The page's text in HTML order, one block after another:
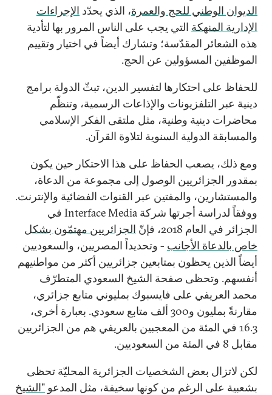
الديوان الوطني للحج والعمرة، الذي يحدّد الإجراءات
الإدارية المنهكة التي يجب على الناس المرور بها لتأدية
هذه الشعائر المقدّسة؛ وتشارك أيضاً في اختيار وتقييم
الموظفين المسؤولين عن الحج.
للحفاظ على احتكارها لتفسير الدين، تبثّ الدولة برامج
دينية عبر التلفزيونات والإذاعات الرسمية، وتنظّم
محاضرات دينية وطنية، مثل ملتقى الفكر الإسلامي
والمسابقة الدولية السنوية لتلاوة القرآن.
ومع ذلك، يصعب الحفاظ على هذا الاحتكار حين يكون
بمقدور الجزائريين الوصول إلى مجموعة من الدعاة،
والمستشارين، والمفتين عبر القنوات الفضائية والإنترنت.
ووفقاً لدراسة أجرتها شركة Interface Media في
الجزائر في العام 2018، فإنّ الجزائريين مهتمّون بشكل
خاص بالدعاة الأجانب - وتحديداً المصريين، والسعوديين
أيضاً الذين يحظون بمتابعين جزائريين أكثر من مواطنيهم
أنفسهم. وتحظى صفحة الشيخ السعودي المتطرّف
محمد العريفي على فايسبوك بمليوني متابع جزائري،
مقارنةً بمليون و300 ألف متابع سعودي. بعبارة أخرى،
16.3 في المئة من المعجبين بالعريفي هم من الجزائريين
مقابل 8 في المئة من السعوديين.
لكن لاتزال بعض الشخصيات الجزائرية المحليّة تحظى
بشعبية على الرغم من كونها سخيفة، مثل المدعو "الشيخ